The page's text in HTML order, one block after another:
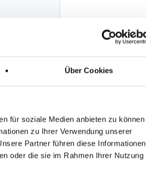
Über Cookies
für soziale Medien anbieten zu können
zu Ihrer Verwendung unserer
Partner führen diese Informationen
oder die sie im Rahmen Ihrer Nutzung